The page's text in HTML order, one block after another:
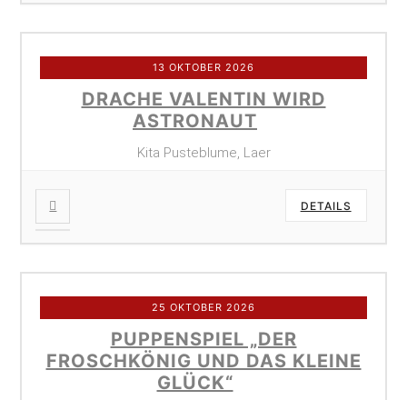
13 OKTOBER 2026
DRACHE VALENTIN WIRD
ASTRONAUT
Kita Pusteblume, Laer
DETAILS
25 OKTOBER 2026
PUPPENSPIEL „DER
FROSCHKÖNIG UND DAS KLEINE
GLÜCK“